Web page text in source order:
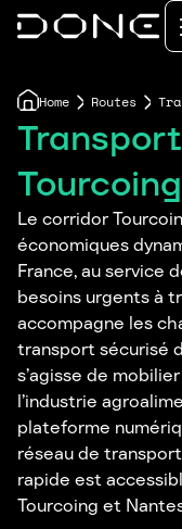
Home Routes
Le corridor
économiques
France, au service
besoins urgents à
accompagne les
transport sécurisé
s’agisse de
l’industrie
plateforme
réseau de
rapide est
Tourcoing et